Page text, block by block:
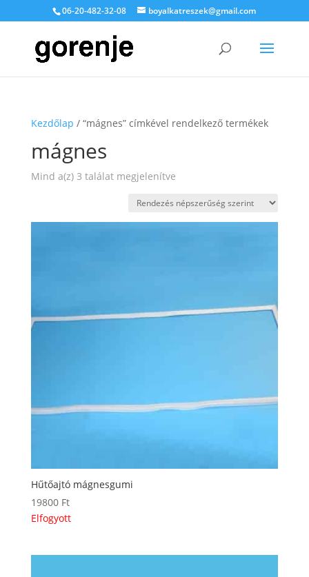
06-20-482-32-08 boyalkatreszek@gmail.com
Kezdőlap / “mágnes” címkével rendelkező termékek
mágnes
Mind a(z) 3 találat megjelenítveSorted
popularity
Hűtőajtó mágnesgumi
19800 Ft
Elfogyott